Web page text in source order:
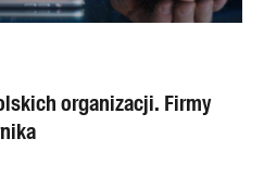
organizacji. Firmy